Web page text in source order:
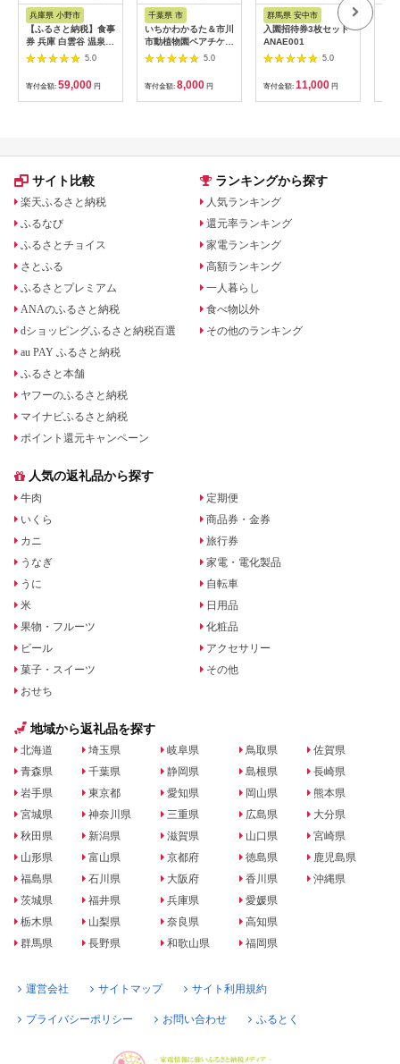
兵庫県 小野市
【ふるさと納税】食事
券 兵庫 白雲谷 温泉
ゆぴか 入浴券 10枚＋
お食事券 (1,000円)
10枚 セット 旅行 旅
温泉旅行 スパ サウナ
岩盤浴 マッサージ エ
トラン 健康 美容 兵庫
5.0
寄付金額: 59,000 円
千葉県 市
いちかわかるた＆市川
市動植物園ペアチケッ
ト 【12203-0196】
5.0
寄付金額: 8,000 円
群馬県 安中市
入園招待券3枚セット
ANAE001
5.0
寄付金額: 11,000 円
サイト比較
楽天ふるさと納税
ふるなび
ふるさとチョイス
さとふる
ふるさとプレミアム
ANAのふるさと納税
dショッピングふるさと納税百選
au PAY ふるさと納税
ふるさと本舗
ヤフーのふるさと納税
マイナビふるさと納税
ポイント還元キャンペーン
ランキングから探す
人気ランキング
還元率ランキング
家電ランキング
高額ランキング
一人暮らし
食べ物以外
その他のランキング
人気の返礼品から探す
牛肉
いくら
カニ
うなぎ
うに
米
果物・フルーツ
ビール
菓子・スイーツ
おせち
定期便
商品券・金券
旅行券
家電・電化製品
自転車
日用品
化粧品
アクセサリー
その他
地域から返礼品を探す
北海道
青森県
岩手県
宮城県
秋田県
山形県
福島県
茨城県
栃木県
群馬県
埼玉県
千葉県
東京都
神奈川県
新潟県
富山県
石川県
福井県
山梨県
長野県
岐阜県
静岡県
愛知県
三重県
滋賀県
京都府
大阪府
兵庫県
奈良県
和歌山県
鳥取県
島根県
岡山県
広島県
山口県
徳島県
香川県
愛媛県
高知県
福岡県
佐賀県
長崎県
熊本県
大分県
宮崎県
鹿児島県
沖縄県
運営会社 サイトマップ サイト利用規約
プライバシーポリシー お問い合わせ ふるとく